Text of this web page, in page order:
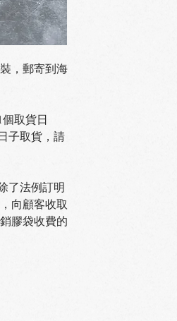
，郵寄到海
取貨日
子取貨，請
了法例訂明
向顧客收取
膠袋收費的